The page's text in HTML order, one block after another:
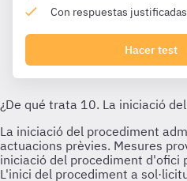
Con respuestas justificadas
Hacer test